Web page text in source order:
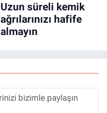
Uzun süreli kemik
ağrılarınızı hafife
almayın